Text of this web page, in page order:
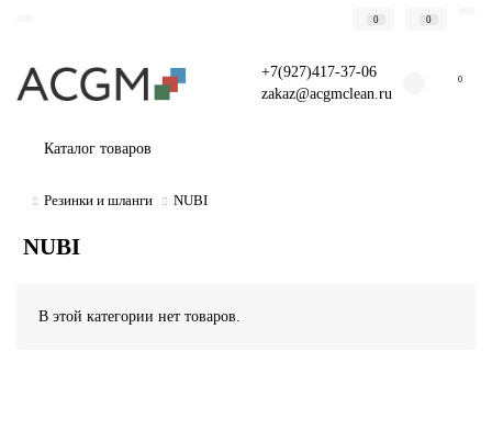
0 0
+7(927)417-37-06
zakaz@acgmclean.ru
0
Каталог товаров
Резинки и шланги NUBI
NUBI
В этой категории нет товаров.